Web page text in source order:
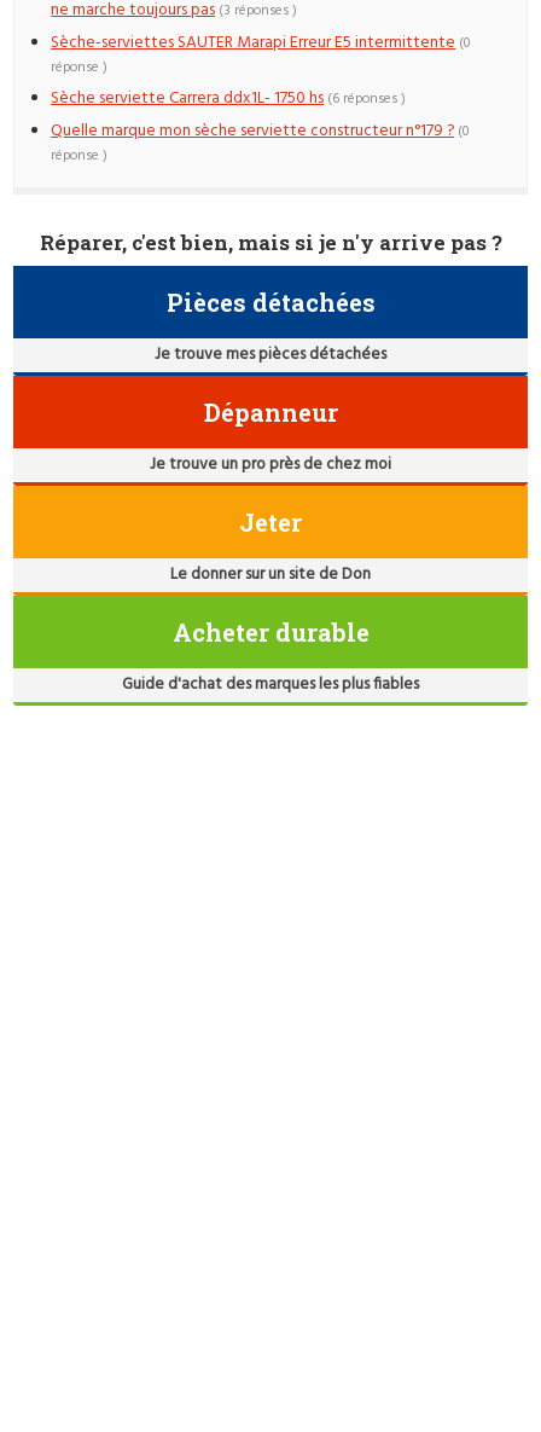
ne marche toujours pas (3 réponses )
Sèche-serviettes SAUTER Marapi Erreur E5 intermittente (0
réponse )
Sèche serviette Carrera ddx1L- 1750 hs (6 réponses )
Quelle marque mon sèche serviette constructeur n°179 ? (0
réponse )
Réparer, c'est bien, mais si je n'y arrive pas ?
Pièces détachées
Je trouve mes pièces détachées
Dépanneur
Je trouve un pro près de chez moi
Jeter
Le donner sur un site de Don
Acheter durable
Guide d'achat des marques les plus fiables